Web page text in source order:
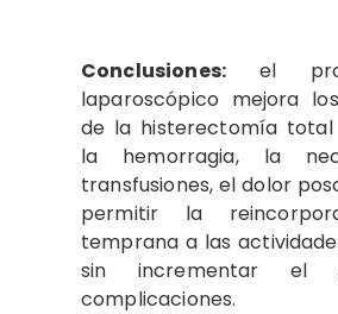
Conclusiones:el
laparoscópico mejora
de la histerectomía total
la hemorragia, la
transfusiones, el dolor
permitir la
temprana a las
sin incrementar el
complicaciones.